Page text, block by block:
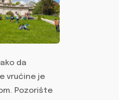
da
vrućine je
Pozorište